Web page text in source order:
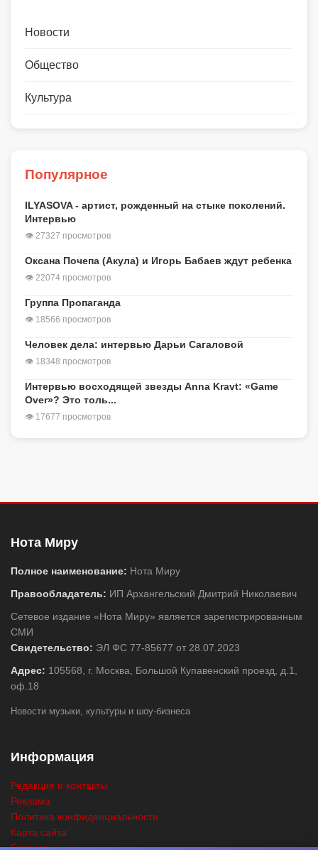
Новости
Общество
Культура
Популярное
ILYASOVA - артист, рожденный на стыке поколений.
Интервью
👁 27327 просмотров
Оксана Почепа (Акула) и Игорь Бабаев ждут ребенка
👁 22074 просмотров
Группа Пропаганда
👁 18566 просмотров
Человек дела: интервью Дарьи Сагаловой
👁 18348 просмотров
Интервью восходящей звезды Anna Kravt: «Game
Over»? Это толь...
👁 17677 просмотров
Нота Миру
Полное наименование: Нота Миру
Правообладатель: ИП Архангельский Дмитрий Николаевич
Сетевое издание «Нота Миру» является зарегистрированным
СМИ
Свидетельство: ЭЛ ФС 77-85677 от 28.07.2023
Адрес: 105568, г. Москва, Большой Купавенский проезд, д.1,
оф.18
Новости музыки, культуры и шоу-бизнеса
Информация
Редакция и контакты
Реклама
Политика конфиденциальности
Карта сайта
Главная